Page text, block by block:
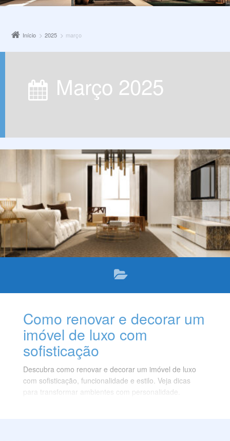
Início 2025 março
março 2025
Como renovar e decorar um
imóvel de luxo com
sofisticação
Descubra como renovar e decorar um imóvel de luxo
com sofisticação, funcionalidade e estilo. Veja dicas
para transformar ambientes com personalidade.